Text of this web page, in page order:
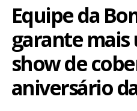
POMBAL E REGIÃO
Equipe da
garante mais
show de
aniversário